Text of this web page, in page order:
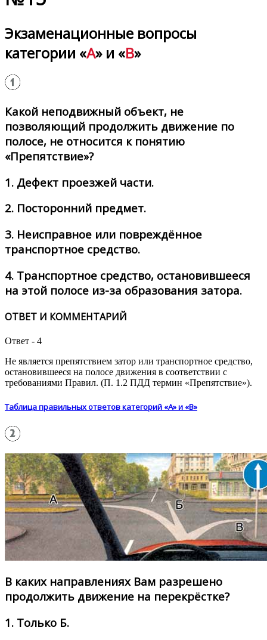
Экзаменационные вопросы
категории «A» и «B»
Какой неподвижный объект, не
позволяющий продолжить движение по
полосе, не относится к понятию
«Препятствие»?
1. Дефект проезжей части.
2. Посторонний предмет.
3. Неисправное или повреждённое
транспортное средство.
4. Транспортное средство, остановившееся
на этой полосе из-за образования затора.
ОТВЕТ И КОММЕНТАРИЙ
Ответ - 4
Не является препятствием затор или транспортное средство,
остановившееся на полосе движения в соответствии с
требованиями Правил. (П. 1.2 ПДД термин «Препятствие»).
Таблица правильных ответов категорий «А» и «В»
В каких направлениях Вам разрешено
продолжить движение на перекрёстке?
1. Только Б.